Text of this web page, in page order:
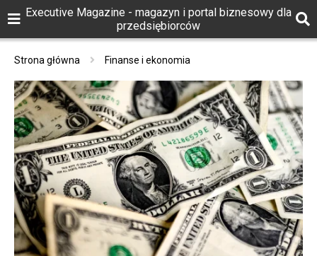
Executive Magazine - magazyn i portal biznesowy dla
przedsiębiorców
Strona główna Finanse i ekonomia